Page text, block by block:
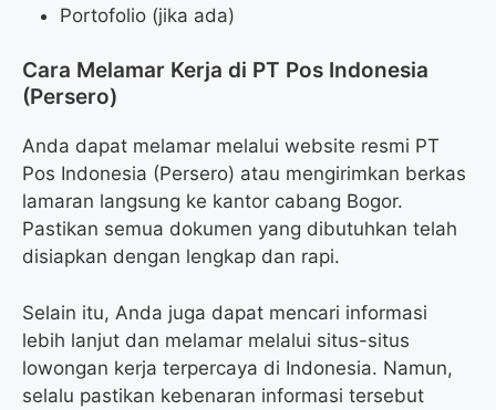
Portofolio (jika ada)
Cara Melamar Kerja di PT Pos Indonesia
(Persero)
Anda dapat melamar melalui website resmi PT
Pos Indonesia (Persero) atau mengirimkan berkas
lamaran langsung ke kantor cabang Bogor.
Pastikan semua dokumen yang dibutuhkan telah
disiapkan dengan lengkap dan rapi.
Selain itu, Anda juga dapat mencari informasi
lebih lanjut dan melamar melalui situs-situs
lowongan kerja terpercaya di Indonesia. Namun,
selalu pastikan kebenaran informasi tersebut